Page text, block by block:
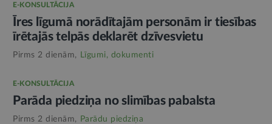
E-KONSULTĀCIJA
Īres līgumā norādītajām personām ir tiesības
īrētajās telpās deklarēt dzīvesvietu
Pirms 2 dienām, Līgumi, dokumenti
E-KONSULTĀCIJA
Parāda piedziņa no slimības pabalsta
Pirms 2 dienām, Parādu piedziņa